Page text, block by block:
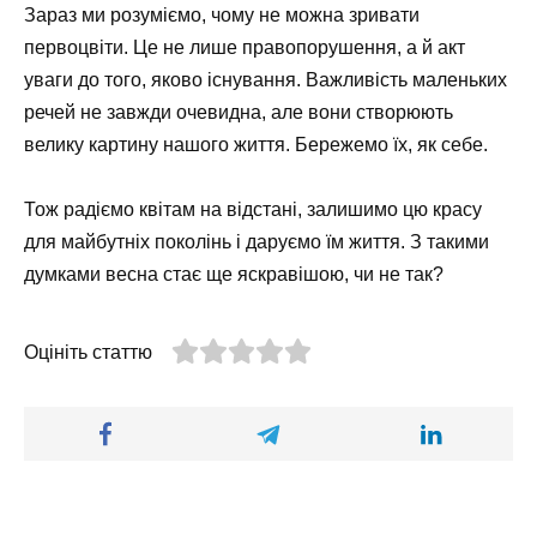
Зараз ми розуміємо, чому не можна зривати
первоцвіти. Це не лише правопорушення, а й акт
уваги до того, яково існування. Важливість маленьких
речей не завжди очевидна, але вони створюють
велику картину нашого життя. Бережемо їх, як себе.
Тож радіємо квітам на відстані, залишимо цю красу
для майбутніх поколінь і даруємо їм життя. З такими
думками весна стає ще яскравішою, чи не так?
Оцініть статтю